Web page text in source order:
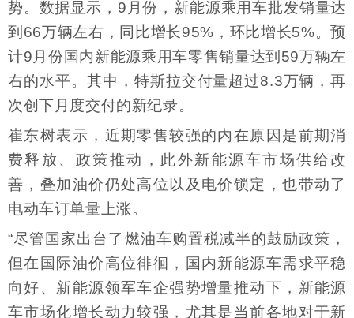
势。数据显示，9月份，新能源乘用车批发销量达
到66万辆左右，同比增长95%，环比增长5%。预
计9月份国内新能源乘用车零售销量达到59万辆左
右的水平。其中，特斯拉交付量超过8.3万辆，再
次创下月度交付的新纪录。
崔东树表示，近期零售较强的内在原因是前期消
费释放、政策推动，此外新能源车市场供给改
善，叠加油价仍处高位以及电价锁定，也带动了
电动车订单量上涨。
“尽管国家出台了燃油车购置税减半的鼓励政策，
但在国际油价高位徘徊，国内新能源车需求平稳
向好、新能源领军车企强势增量推动下，新能源
车市场化增长动力较强，尤其是当前各地对于新